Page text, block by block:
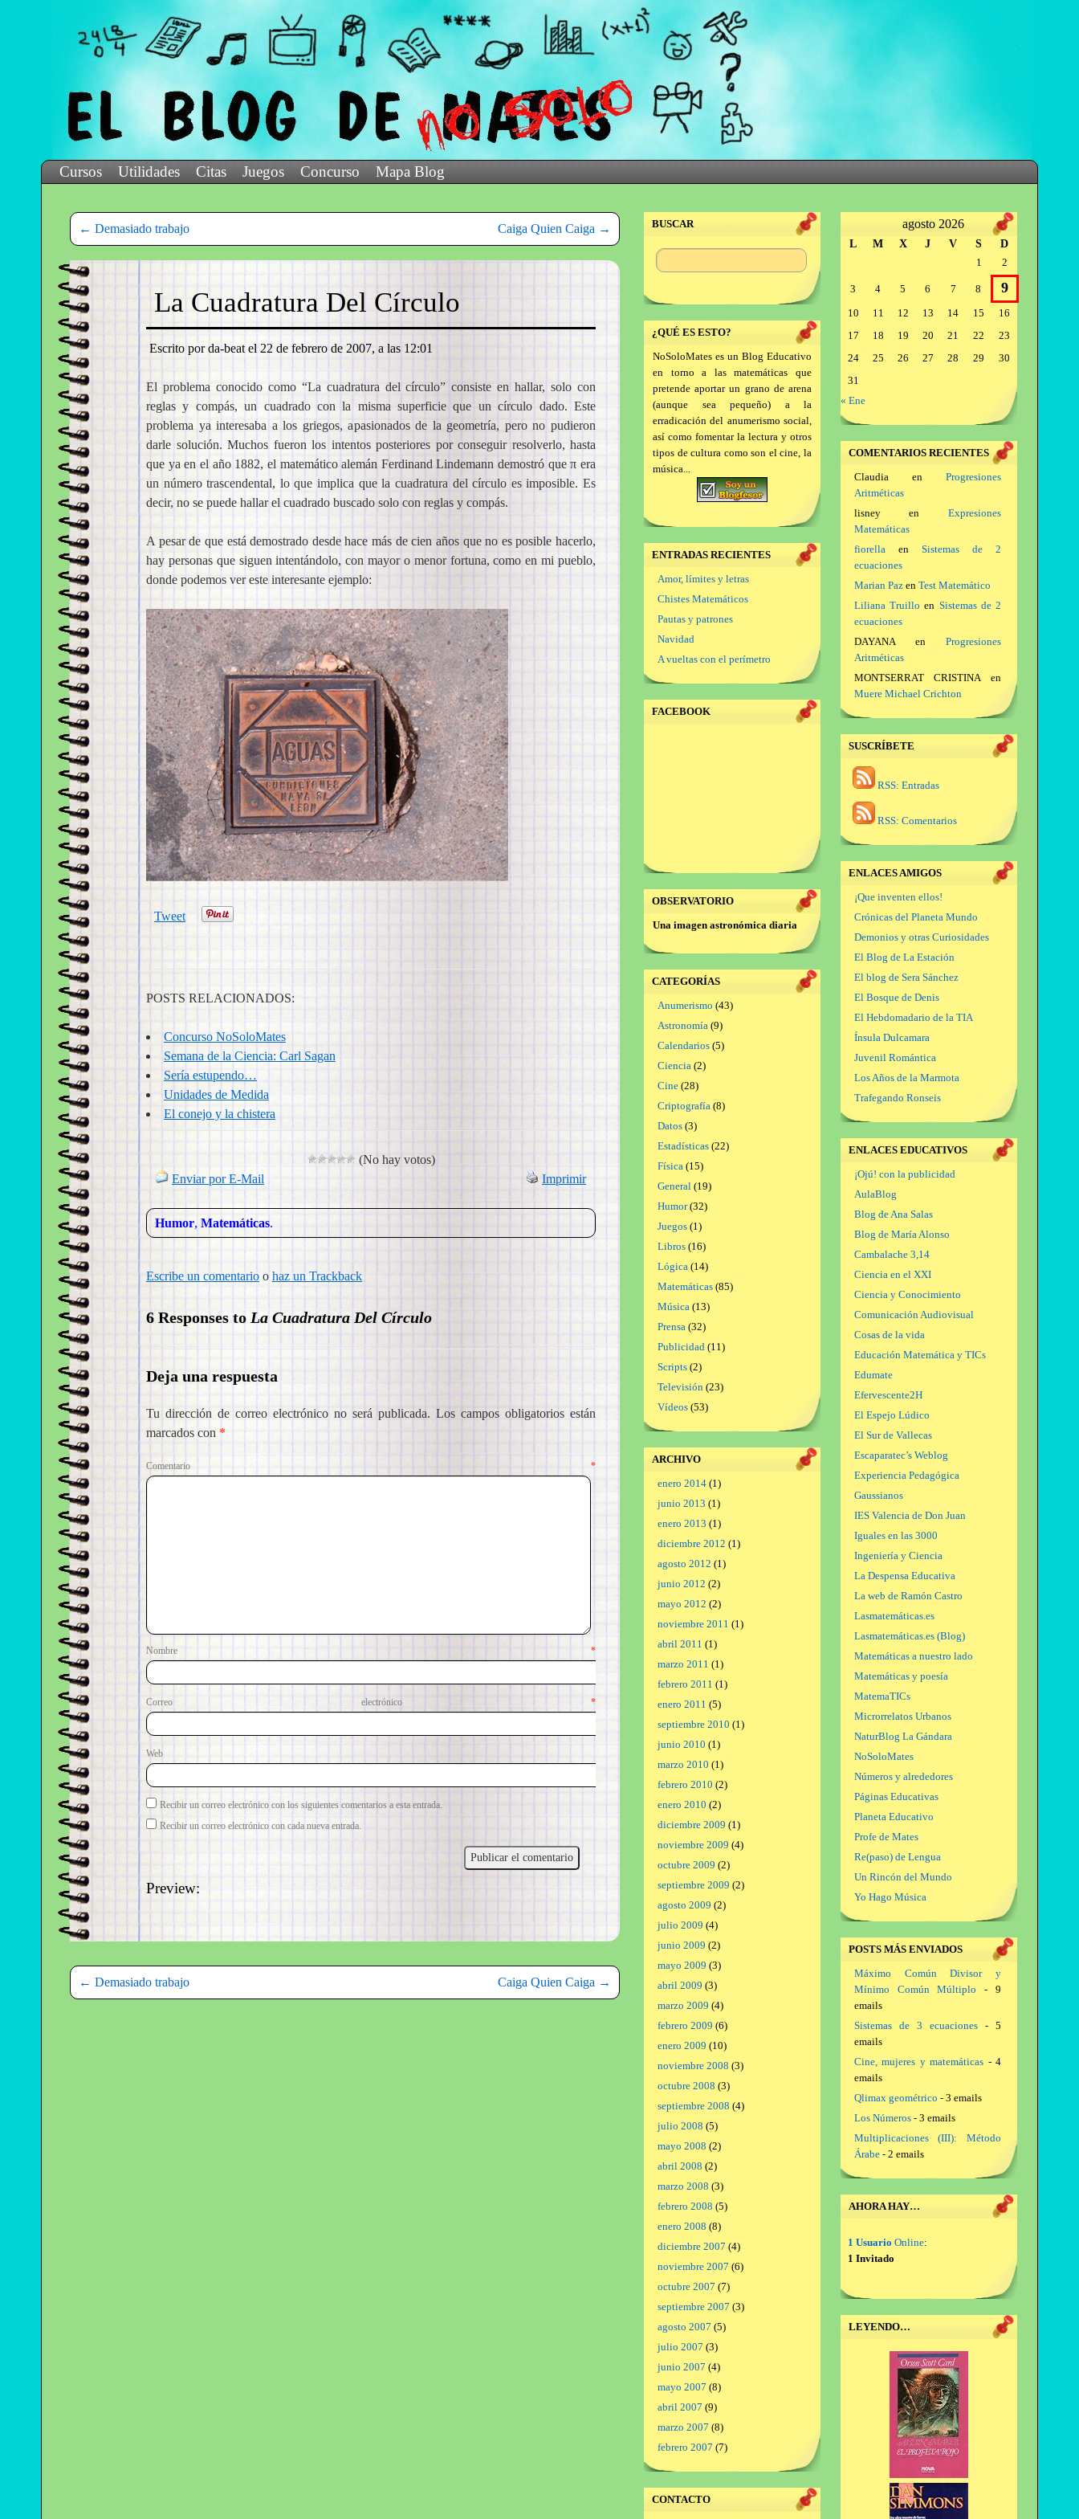
Cursos Utilidades Citas Juegos Concurso Mapa Blog
← Demasiado trabajo Caiga Quien Caiga →
La Cuadratura Del Círculo
Escrito por da-beat el 22 de febrero de 2007, a las 12:01
El problema conocido como “La cuadratura del círculo” consiste en hallar, solo con
reglas y compás, un cuadrado con la misma superficie que un círculo dado. Este
problema ya interesaba a los griegos, apasionados de la geometría, pero no pudieron
darle solución. Muchos fueron los intentos posteriores por conseguir resolverlo, hasta
que ya en el año 1882, el matemático alemán Ferdinand Lindemann demostró que π era
un número trascendental, lo que implica que la cuadratura del círculo es imposible. Es
decir, no se puede hallar el cuadrado buscado solo con reglas y compás.
A pesar de que está demostrado desde hace más de cien años que no es posible hacerlo,
hay personas que siguen intentándolo, con mayor o menor fortuna, como en mi pueblo,
donde podemos ver este interesante ejemplo:
Tweet
POSTS RELACIONADOS:
Concurso NoSoloMates
Semana de la Ciencia: Carl Sagan
Sería estupendo…
Unidades de Medida
El conejo y la chistera
(No hay votos)
Enviar por E-Mail
Imprimir
Humor, Matemáticas.
Escribe un comentario o haz un Trackback
6 Responses to La Cuadratura Del Círculo
Deja una respuesta
Tu dirección de correo electrónico no será publicada. Los campos obligatorios están
marcados con *
Comentario *
Nombre *
Correo electrónico *
Web
Recibir un correo electrónico con los siguientes comentarios a esta entrada.
Recibir un correo electrónico con cada nueva entrada.
Preview:
← Demasiado trabajo Caiga Quien Caiga →
BUSCAR
¿QUÉ ES ESTO?
NoSoloMates es un Blog Educativo
en torno a las matemáticas que
pretende aportar un grano de arena
(aunque sea pequeño) a la
erradicación del anumerismo social,
así como fomentar la lectura y otros
tipos de cultura como son el cine, la
música...
ENTRADAS RECIENTES
Amor, límites y letras
Chistes Matemáticos
Pautas y patrones
Navidad
A vueltas con el perímetro
FACEBOOK
OBSERVATORIO
Una imagen astronómica diaria
CATEGORÍAS
Anumerismo (43)
Astronomía(9)
Calendarios(5)
Ciencia(2)
Cine(28)
Criptografía(8)
Datos(3)
Estadísticas(22)
Física(15)
General(19)
Humor(32)
Juegos(1)
Libros(16)
Lógica(14)
Matemáticas(85)
Música(13)
Prensa(32)
Publicidad(11)
Scripts(2)
Televisión(23)
Vídeos(53)
ARCHIVO
enero 2014(1)
junio 2013 (1)
enero 2013 (1)
diciembre 2012 (1)
agosto 2012 (1)
junio 2012 (2)
mayo 2012 (2)
noviembre 2011 (1)
abril 2011 (1)
marzo 2011 (1)
febrero 2011 (1)
enero 2011 (5)
septiembre 2010 (1)
junio 2010 (1)
marzo 2010 (1)
febrero 2010 (2)
enero 2010 (2)
diciembre 2009 (1)
noviembre 2009 (4)
octubre 2009 (2)
septiembre 2009 (2)
agosto 2009 (2)
julio 2009 (4)
junio 2009 (2)
mayo 2009 (3)
abril 2009 (3)
marzo 2009 (4)
febrero 2009 (6)
enero 2009 (10)
noviembre 2008 (3)
octubre 2008 (3)
septiembre 2008 (4)
julio 2008 (5)
mayo 2008 (2)
abril 2008 (2)
marzo 2008 (3)
febrero 2008 (5)
enero 2008 (8)
diciembre 2007 (4)
noviembre 2007 (6)
octubre 2007 (7)
septiembre 2007 (3)
agosto 2007 (5)
julio 2007 (3)
junio 2007 (4)
mayo 2007 (8)
abril 2007 (9)
marzo 2007 (8)
febrero 2007 (7)
CONTACTO
agosto 2026
L M X J V S
D
1
2
3 4 5 6 7 8 9
10 11 12 13 14 15
16
17
18 19 20 21 22
23
24
25 26 27 28 29
30
31
« Ene
COMENTARIOS RECIENTES
Claudiaen Progresiones
Aritméticas
lisneyen Expresiones
Matemáticas
fiorellaen Sistemas de 2
ecuaciones
Marian Pazen Test Matemático
Liliana Truillo en Sistemas de 2
ecuaciones
DAYANAen Progresiones
Aritméticas
MONTSERRAT CRISTINAen
Muere Michael Crichton
SUSCRÍBETE
RSS: Entradas
RSS: Comentarios
ENLACES AMIGOS
¡Que inventen ellos!
Crónicas del Planeta Mundo
Demonios y otras Curiosidades
El Blog de La Estación
El blog de Sera Sánchez
El Bosque de Denis
El Hebdomadario de la TIA
Ínsula Dulcamara
Juvenil Romántica
Los Años de la Marmota
Trafegando Ronseis
ENLACES EDUCATIVOS
¡Ojú! con la publicidad
AulaBlog
Blog de Ana Salas
Blog de María Alonso
Cambalache 3,14
Ciencia en el XXI
Ciencia y Conocimiento
Comunicación Audiovisual
Cosas de la vida
Educación Matemática y TICs
Edumate
Efervescente2H
El Espejo Lúdico
El Sur de Vallecas
Escaparatec’s Weblog
Experiencia Pedagógica
Gaussianos
IES Valencia de Don Juan
Iguales en las 3000
Ingeniería y Ciencia
La Despensa Educativa
La web de Ramón Castro
Lasmatemáticas.es
Lasmatemáticas.es (Blog)
Matemáticas a nuestro lado
Matemáticas y poesía
MatemaTICs
Microrrelatos Urbanos
NaturBlog La Gándara
NoSoloMates
Números y alrededores
Páginas Educativas
Planeta Educativo
Profe de Mates
Re(paso) de Lengua
Un Rincón del Mundo
Yo Hago Música
POSTS MÁS ENVIADOS
Máximo Común Divisor y
Mínimo Común Múltiplo - 9
emails
Sistemas de 3 ecuaciones- 5
emails
Cine, mujeres y matemáticas - 4
emails
Qlimax geométrico - 3 emails
Los Números- 3 emails
Multiplicaciones (III): Método
Árabe- 2 emails
AHORA HAY…
1 Usuario Online:
1 Invitado
LEYENDO…